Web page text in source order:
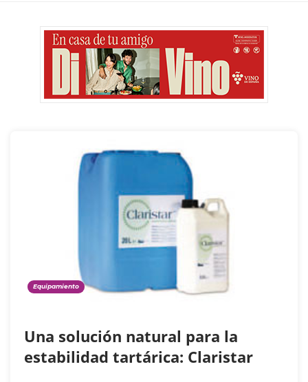
Equipamiento
Una solución natural para la
estabilidad tartárica: Claristar